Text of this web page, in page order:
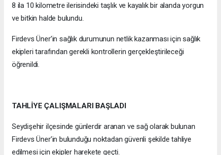
8 ila 10 kilometre ilerisindeki taşlık ve kayalık bir alanda yorgun
ve bitkin halde bulundu.
Firdevs Üner’in sağlık durumunun netlik kazanması için sağlık
ekipleri tarafından gerekli kontrollerin gerçekleştirileceği
öğrenildi.
TAHLİYE ÇALIŞMALARI BAŞLADI
Seydişehir ilçesinde günlerdir aranan ve sağ olarak bulunan
Firdevs Üner’in bulunduğu noktadan güvenli şekilde tahliye
edilmesi için ekipler harekete geçti.